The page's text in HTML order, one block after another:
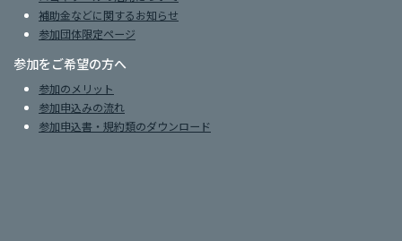
補助金などに関するお知らせ
参加団体限定ページ
参加をご希望の方へ
参加のメリット
参加申込みの流れ
参加申込書・規約類のダウンロード